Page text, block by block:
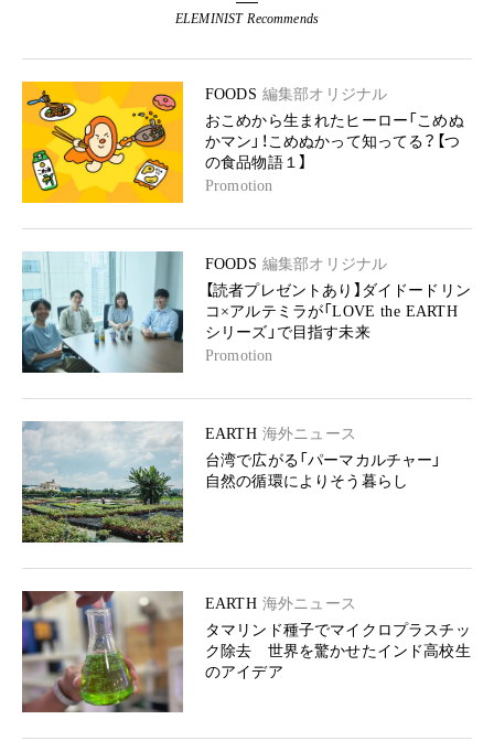
ELEMINIST Recommends
FOODS 編集部オリジナル
おこめから生まれたヒーロー「こめぬ
かマン」！こめぬかって知ってる？【つ
の食品物語１】
Promotion
FOODS 編集部オリジナル
【読者プレゼントあり】ダイドードリン
コ×アルテミラが「LOVE the EARTH
シリーズ」で目指す未来
Promotion
EARTH 海外ニュース
台湾で広がる「パーマカルチャー」
自然の循環によりそう暮らし
EARTH 海外ニュース
タマリンド種子でマイクロプラスチッ
ク除去 世界を驚かせたインド高校生
のアイデア